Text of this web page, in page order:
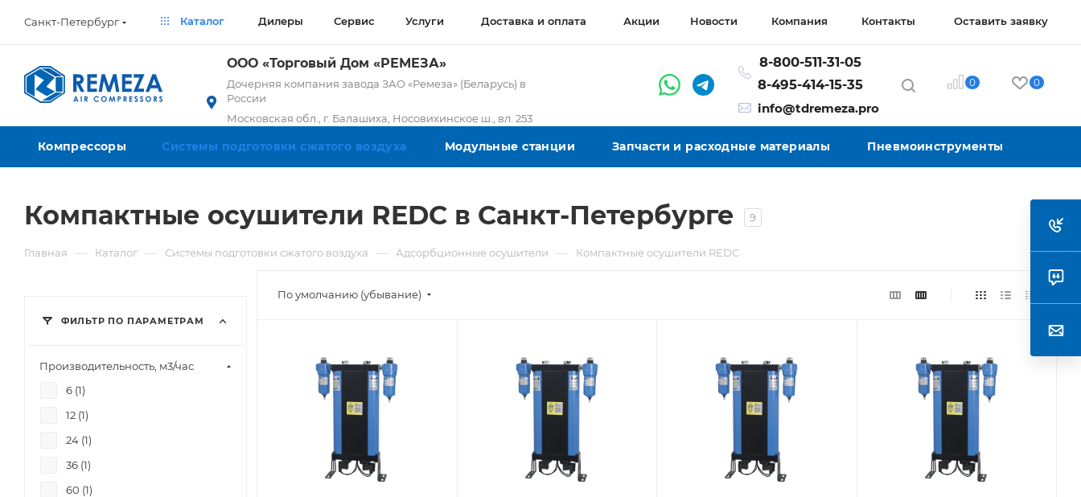
Санкт-Петербург Каталог Дилеры Сервис Услуги Доставка и оплата Акции Новости Компания Контакты Оставить заявку
ООО «Торговый Дом «РЕМЕЗА»
Дочерняя компания завода ЗАО «Ремеза» (Беларусь) в
России
Московская обл., г. Балашиха, Носовихинское ш., вл. 253
8-800-511-31-05
8-495-414-15-35
info@tdremeza.pro
0 0
Компрессоры Системы подготовки сжатого воздуха Модульные станции Запчасти и расходные материалы Пневмоинструменты
Компактные осушители REDC в Санкт-Петербурге 9
Главная — Каталог — Системы подготовки сжатого воздуха — Адсорбционные осушители — Компактные осушители REDC
По умолчанию (убывание)
ФИЛЬТР ПО ПАРАМЕТРАМ
Производительность, м3/час
6 (1)
12 (1)
24 (1)
36 (1)
60 (1)